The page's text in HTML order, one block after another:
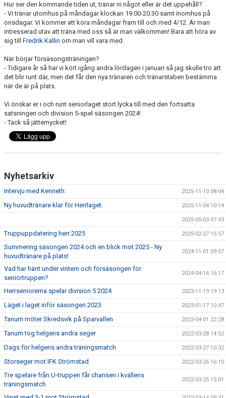
Hur ser den kommande tiden ut, tränar ni något eller är det uppehåll?
- Vi tränar utomhus på måndagar klockan 19.00-20.30 samt inomhus på
onsdagar. Vi kommer att köra måndagar fram till och med 4/12. Är man
intresserad utav att träna med oss så är man välkommen! Bara att höra av
sig till Fredrik Kallin om man vill vara med.
När börjar försäsongsträningen?
- Tidigare år så har vi kört igång andra lördagen i januari så jag skulle tro att
det blir runt där, men det får den nya tränaren och tränarstaben bestämma
när de är på plats.
Vi önskar er i och runt seniorlaget stort lycka till med den fortsatta
satsningen och division 5-spel säsongen 2024!
- Tack så jättemycket!
Nyhetsarkiv
Intervju med Kenneth. 2025-11-10 08:04
Ny huvudtränare klar för Herrlaget. 2025-11-04 10:14
2025-05-03 07:43
Truppuppdatering herr 2025 2025-02-27 15:57
Summering säsongen 2024 och en blick mot 2025 - Ny
huvudtränare på plats!
2024-11-01 09:57
Vad har hänt under vintern och försäsongen för
seniortruppen?
2024-04-16 16:17
Herrseniorerna spelar division 5 2024 2023-11-19 19:13
Läget i laget inför säsongen 2023 2023-01-17 10:47
Tanum möter Skredsvik på Sparvallen 2022-04-01 22:28
Tanum tog helgens andra seger 2022-03-28 14:52
Dags för helgens andra träningsmatch 2022-03-27 10:32
Storseger mot IFK Strömstad 2022-03-26 16:10
Tre spelare från U-truppen får chansen i kvällens
träningsmatch
2022-03-25 15:01